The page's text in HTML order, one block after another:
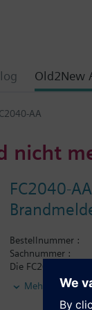
Old2New
AA
nicht
FC2040-AA
Bestellnummer :
Sachnummer :
Die FC2040-AA
kann für bis zu
können
Mehr